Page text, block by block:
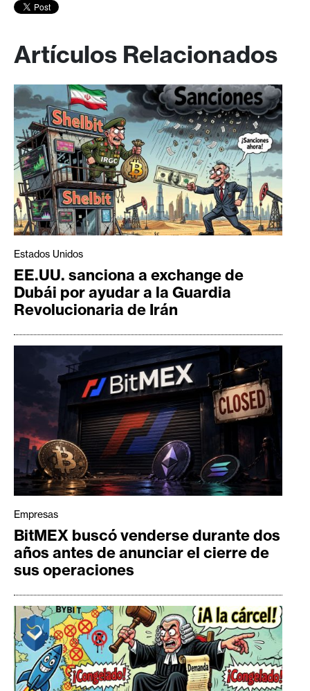
Artículos Relacionados
Estados Unidos
EE.UU. sanciona a exchange de
Dubái por ayudar a la Guardia
Revolucionaria de Irán
Empresas
BitMEX buscó venderse durante dos
años antes de anunciar el cierre de
sus operaciones